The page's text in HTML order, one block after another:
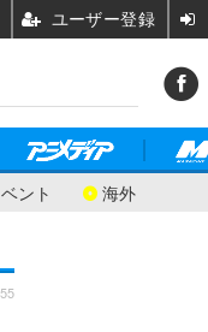
ント 海外
ユーザー登録